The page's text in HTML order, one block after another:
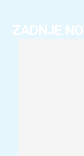
ZADNJE